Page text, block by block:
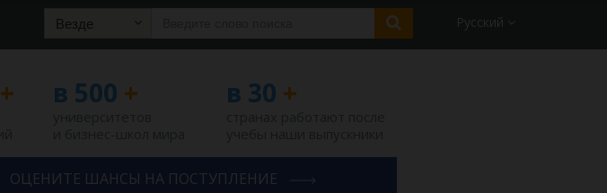
Везде Русский
+ в 500 + в 30 +
ОЦЕНИТЕ ШАНСЫ НА ПОСТУПЛЕНИЕ